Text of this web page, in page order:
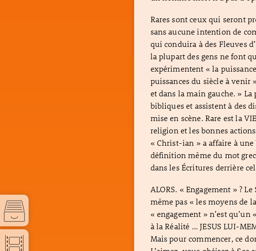
Rares sont ceux qui seront
sans aucune intention de
qui conduira à des Fleuves
la plupart des gens ne font
expérimentent « la
puissances du siècle à venir
et dans la main gauche. »
bibliques et assistent à des
mise en scène. Rare est la
religion et les bonnes
« Christ-ian » a affaire à
définition même du mot
dans les Écritures derrière
ALORS. « Engagement » ?
même pas « les moyens de
« engagement » n’est
à la Réalité ... JESUS LUI-
Mais pour commencer, ce